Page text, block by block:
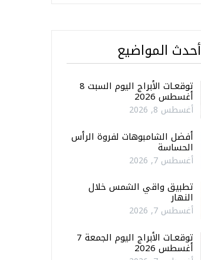
أحدث المواضيع
توقعـات الأبراج اليوم السبت 8
أغسطس 2026
أغسطس 8, 2026
أفضل الشامبوهات لفروة الرأس
الحساسة
أغسطس 7, 2026
تطبيق واقي الشمس خلال
النهار
أغسطس 7, 2026
توقعـات الأبراج اليوم الجمعة 7
أغسطس 2026